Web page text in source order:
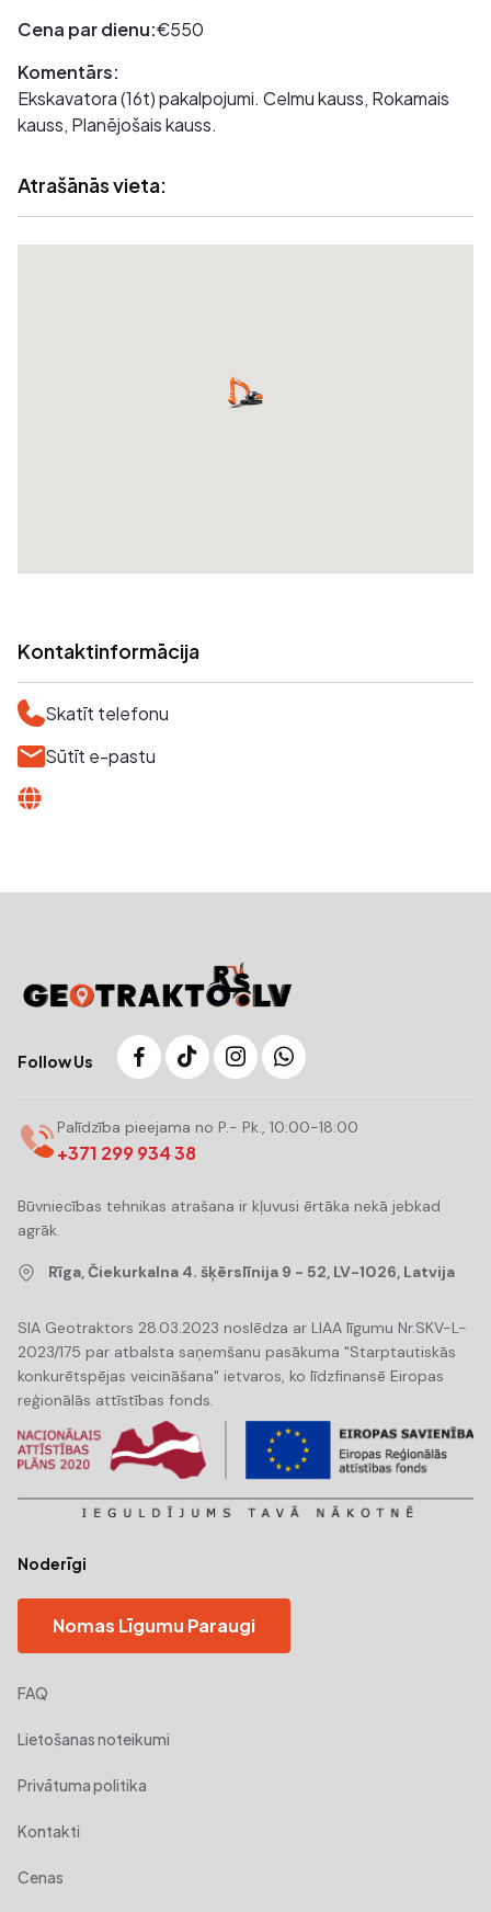
Cena par dienu:€550
Komentārs:
Ekskavatora (16t) pakalpojumi. Celmu kauss, Rokamais
kauss, Planējošais kauss.
Atrašānās vieta:
Kontaktinformācija
Skatīt telefonu
Sūtīt e-pastu
Follow Us
Palīdzība pieejama no P.- Pk., 10:00-18:00
+371 299 934 38
Būvniecības tehnikas atrašana ir kļuvusi ērtāka nekā jebkad
agrāk.
Rīga, Čiekurkalna 4. šķērslīnija 9 - 52, LV-1026, Latvija
SIA Geotraktors 28.03.2023 noslēdza ar LIAA līgumu Nr.SKV-L-
2023/175 par atbalsta saņemšanu pasākuma "Starptautiskās
konkurētspējas veicināšana" ietvaros, ko līdzfinansē Eiropas
reģionālās attīstības fonds.
Noderīgi
Nomas Līgumu Paraugi
FAQ
Lietošanas noteikumi
Privātuma politika
Kontakti
Cenas